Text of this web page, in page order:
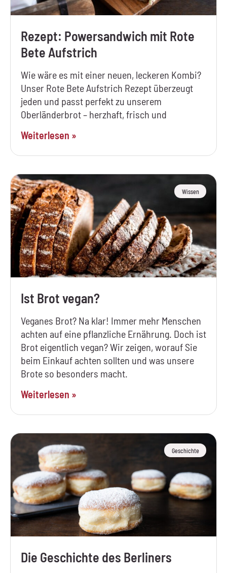
Rezept: Powersandwich mit Rote
Bete Aufstrich
Wie wäre es mit einer neuen, leckeren Kombi?
Unser Rote Bete Aufstrich Rezept überzeugt
jeden und passt perfekt zu unserem
Oberländerbrot – herzhaft, frisch und
Weiterlesen »
Wissen
Ist Brot vegan?
Veganes Brot? Na klar! Immer mehr Menschen
achten auf eine pflanzliche Ernährung. Doch ist
Brot eigentlich vegan? Wir zeigen, worauf Sie
beim Einkauf achten sollten und was unsere
Brote so besonders macht.
Weiterlesen »
Geschichte
Die Geschichte des Berliners